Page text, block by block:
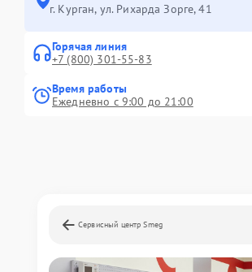
г. Курган, ул. Рихарда Зорге, 41
Горячая линия
+7 (800) 301-55-83
Время работы
Ежедневно с 9:00 до 21:00
Сервисный центр Smeg